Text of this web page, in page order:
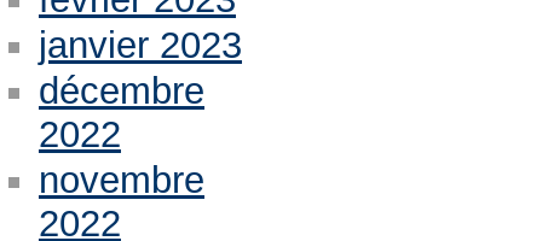
janvier 2023
décembre
2022
novembre
2022